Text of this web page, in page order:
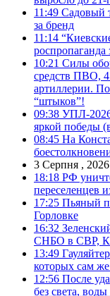
11:49 Садовый
за бренд
11:14
роспропаганда
10:21 Силы
средств ПВО, 4
артиллерии.
“штыков”!
09:38 УПЛ-
яркой победы
08:45 На
3 Серпня , 2026
18:18 РФ
переселенцев
17:25 Пьяный
Горловке
16:32
СНБО в СВР,
13:49
которых сам
12:56 После
без света, воды